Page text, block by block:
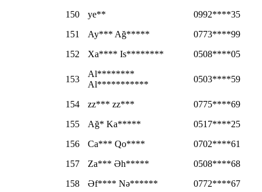
150
ye**
0992****35
151
Ay*** Ağ*****
0773****99
152
Xa**** Is******** 0508****05
153
Al********
Al***********
0503****59
154 zz*** zz***
0775****69
155
Ağ* Ka*****
0517****25
156
Ca*** Qo****
0702****61
157
Za*** Əh*****
0508****68
158
Əf**** Nə******
0772****67